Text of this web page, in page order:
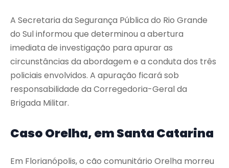
A Secretaria da Segurança Pública do Rio Grande
do Sul informou que determinou a abertura
imediata de investigação para apurar as
circunstâncias da abordagem e a conduta dos três
policiais envolvidos. A apuração ficará sob
responsabilidade da Corregedoria-Geral da
Brigada Militar.
Caso Orelha, em Santa Catarina
Em Florianópolis, o cão comunitário Orelha morreu